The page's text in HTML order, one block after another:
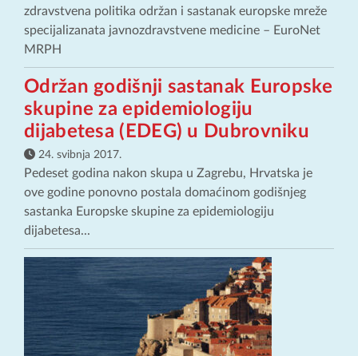
zdravstvena politika održan i sastanak europske mreže
specijalizanata javnozdravstvene medicine – EuroNet
MRPH
Održan godišnji sastanak Europske
skupine za epidemiologiju
dijabetesa (EDEG) u Dubrovniku
24. svibnja 2017.
Pedeset godina nakon skupa u Zagrebu, Hrvatska je
ove godine ponovno postala domaćinom godišnjeg
sastanka Europske skupine za epidemiologiju
dijabetesa...